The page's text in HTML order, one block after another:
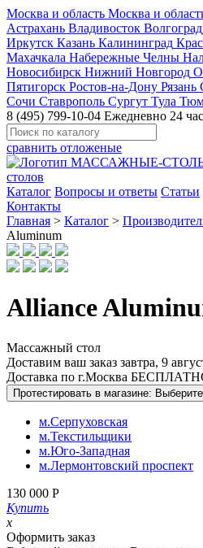
Москва и область Москва и
Астрахань Владивосток Волгоград
Иркутск Казань Калининград
Махачкала Набережные Челны
Новосибирск Нижний Новгород
Пятигорск Ростов-на-Дону Рязань
Сочи Ставрополь Сургут Тула
8 (495) 799-10-04 Ежедневно 24
сравнить отложеные
Каталог Вопросы и ответы Статьи
Контакты
Главная > Каталог >
Aluminum
Alliance
Массажный стол
Доставим ваш заказ завтра, 9
Доставка по г.Москва
Протестировать в магазине:
м.Серпуховская
м.Текстильщики
м.Юго-Западная
м.Лермонтовский проспект
130 000 Р
Купить
x
Оформить заказ